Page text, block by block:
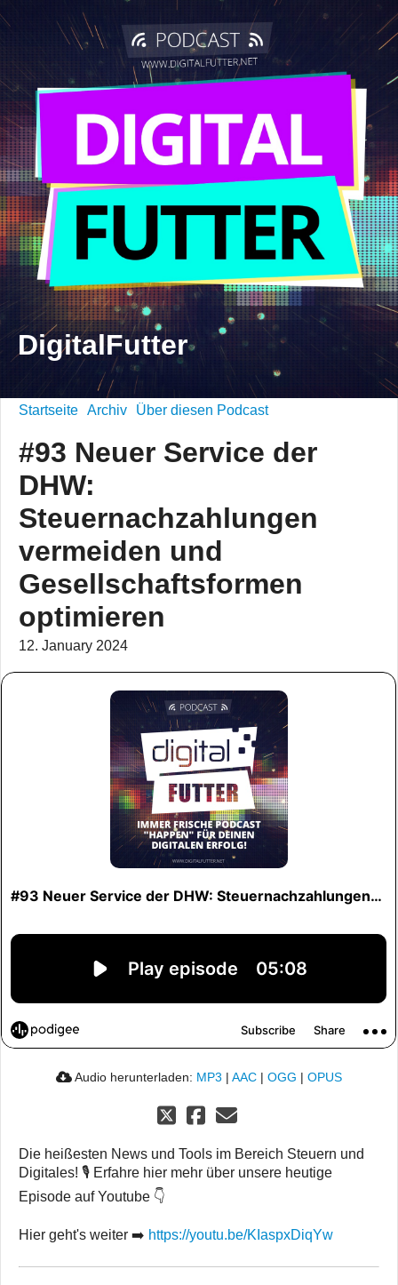
DigitalFutter
Startseite Archiv Über diesen Podcast
#93 Neuer Service der
DHW:
Steuernachzahlungen
vermeiden und
Gesellschaftsformen
optimieren
12. January 2024
Audio herunterladen: MP3 | AAC | OGG | OPUS
Die heißesten News und Tools im Bereich Steuern und
Digitales! 🎙️ Erfahre hier mehr über unsere heutige
Episode auf Youtube 👇
Hier geht's weiter ➡️ https://youtu.be/KIaspxDiqYw